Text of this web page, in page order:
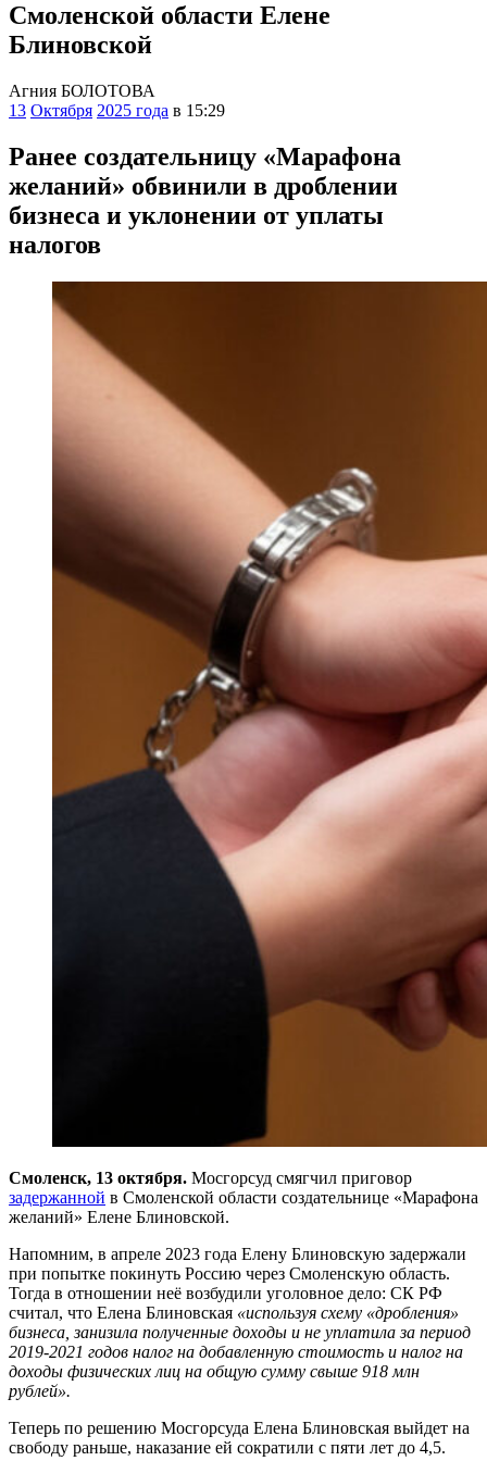
Смоленской области Елене
Блиновской
Агния БОЛОТОВА
13 Октября 2025 года в 15:29
Ранее создательницу «Марафона
желаний» обвинили в дроблении
бизнеса и уклонении от уплаты
налогов
Смоленск, 13 октября. Мосгорсуд смягчил приговор
задержанной в Смоленской области создательнице «Марафона
желаний» Елене Блиновской.
Напомним, в апреле 2023 года Елену Блиновскую задержали
при попытке покинуть Россию через Смоленскую область.
Тогда в отношении неё возбудили уголовное дело: СК РФ
считал, что Елена Блиновская «используя схему «дробления»
бизнеса, занизила полученные доходы и не уплатила за период
2019-2021 годов налог на добавленную стоимость и налог на
доходы физических лиц на общую сумму свыше 918 млн
рублей».
Теперь по решению Мосгорсуда Елена Блиновская выйдет на
свободу раньше, наказание ей сократили с пяти лет до 4,5.